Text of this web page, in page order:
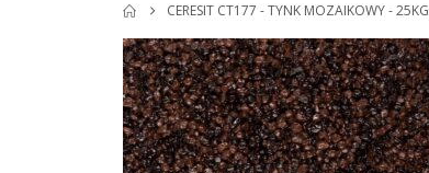
CERESIT CT177 - TYNK MOZAIKOWY - 25KG